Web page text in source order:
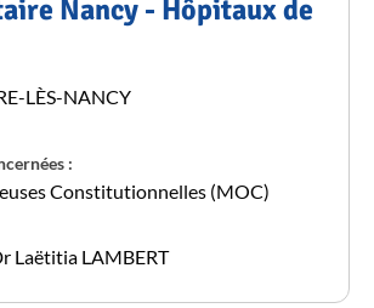
Nancy - Hôpitaux de
LÈS-NANCY
:
Constitutionnelles (MOC)
Laëtitia LAMBERT